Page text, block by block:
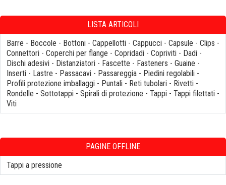
LISTA ARTICOLI
Barre - Boccole - Bottoni - Cappellotti - Cappucci - Capsule - Clips -
Connettori - Coperchi per flange - Copridadi - Copriviti - Dadi -
Dischi adesivi - Distanziatori - Fascette - Fasteners - Guaine -
Inserti - Lastre - Passacavi - Passareggia - Piedini regolabili -
Profili protezione imballaggi - Puntali - Reti tubolari - Rivetti -
Rondelle - Sottotappi - Spirali di protezione - Tappi - Tappi filettati -
Viti
PAGINE OFFLINE
Tappi a pressione